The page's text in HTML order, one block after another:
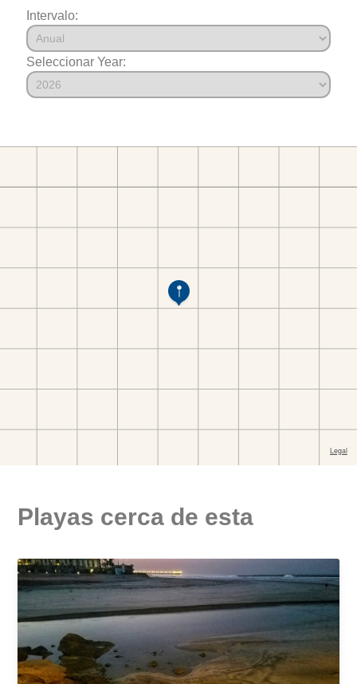
Intervalo:
Seleccionar Year:
Playas cerca de esta